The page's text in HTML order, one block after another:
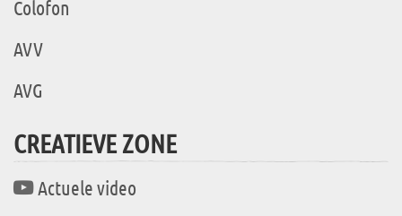
Colofon
AVV
AVG
CREATIEVE ZONE
Actuele video